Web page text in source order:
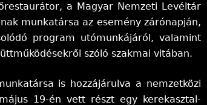
a Magyar Nemzeti Levéltár
munkatársa az esemény zárónapján,
program utómunkájáról, valamint
szóló szakmai vitában.
is hozzájárulva a nemzetközi
19-én vett részt egy kerekasztal-